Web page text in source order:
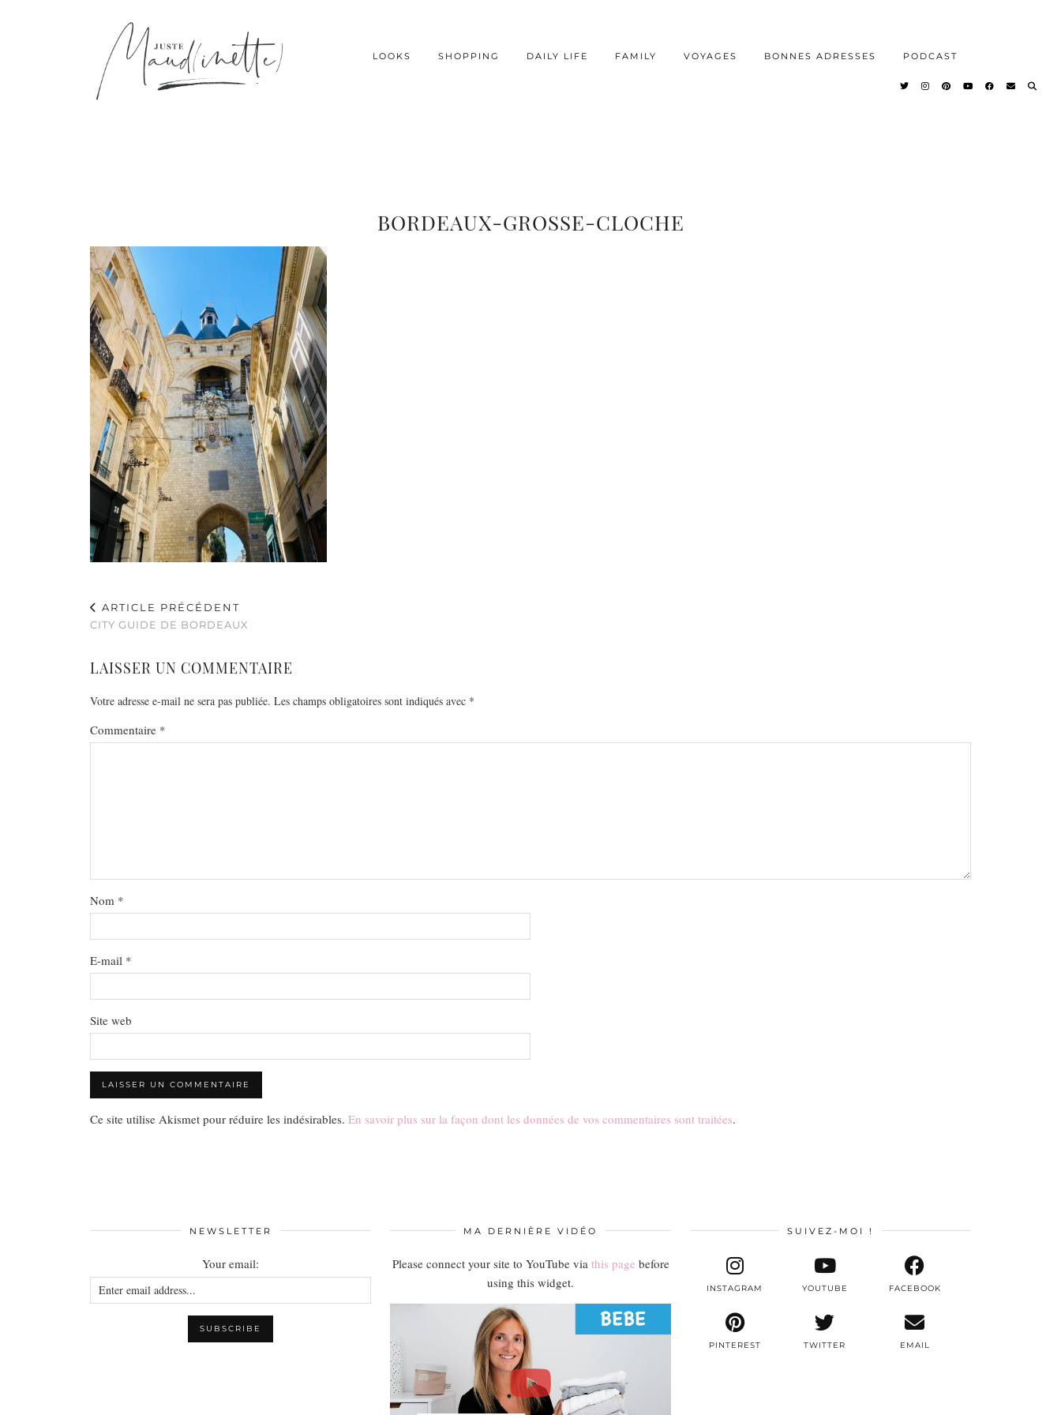
LOOKS SHOPPING DAILY LIFE FAMILY VOYAGES BONNES ADRESSES PODCAST
BORDEAUX-GROSSE-CLOCHE
ARTICLE PRÉCÉDENT
CITY GUIDE DE BORDEAUX
LAISSER UN COMMENTAIRE
Votre adresse e-mail ne sera pas publiée. Les champs obligatoires sont indiqués avec *
Commentaire *
Nom *
E-mail *
Site web
Ce site utilise Akismet pour réduire les indésirables. En savoir plus sur la façon dont les données de vos commentaires sont traitées.
NEWSLETTER
Your email:
MA DERNIÈRE VIDÉO
Please connect your site to YouTube via this page before
using this widget.
SUIVEZ-MOI !
TWITTER
INSTAGRAM FACEBOOK
PINTEREST
YOUTUBE
EMAIL